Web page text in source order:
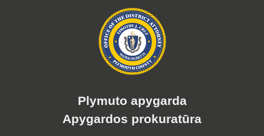
Plymuto apygarda
Apygardos prokuratūra